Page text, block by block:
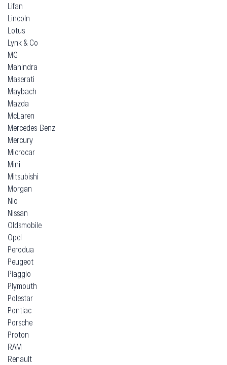
Lifan
Lincoln
Lotus
Lynk & Co
MG
Mahindra
Maserati
Maybach
Mazda
McLaren
Mercedes-Benz
Mercury
Microcar
Mini
Mitsubishi
Morgan
Nio
Nissan
Oldsmobile
Opel
Perodua
Peugeot
Piaggio
Plymouth
Polestar
Pontiac
Porsche
Proton
RAM
Renault